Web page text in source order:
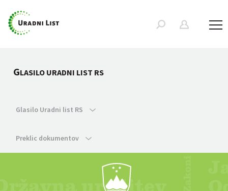
GLASILO URADNI LIST RS
Glasilo Uradni list RS
Preklic dokumentov